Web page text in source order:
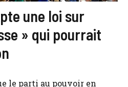
une loi sur
» qui pourrait
le parti au pouvoir en